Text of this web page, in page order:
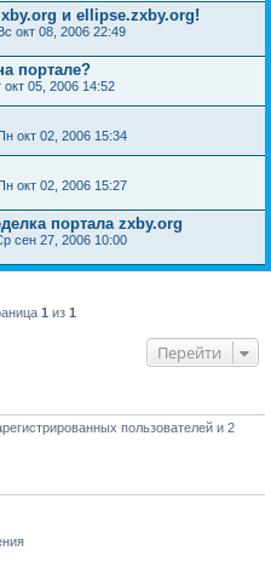
и ellipse.zxby.org!
окт 08, 2006 22:49
портале?
окт 05, 2006 14:52
окт 02, 2006 15:34
окт 02, 2006 15:27
портала zxby.org
сен 27, 2006 10:00
1 из 1
Перейти
пользователей и 2